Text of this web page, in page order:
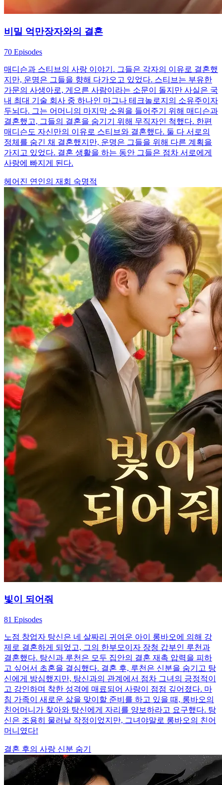
비밀 억만장자와의 결혼
70 Episodes
매디슨과 스티브의 사랑 이야기. 그들은 각자의 이유로 결혼했
지만, 운명은 그들을 향해 다가오고 있었다. 스티브는 부유한
가문의 사생아로, 게으른 사람이라는 소문이 돌지만 사실은 국
내 최대 기술 회사 중 하나인 마그나 테크놀로지의 소유주이자
두뇌다. 그는 어머니의 마지막 소원을 들어주기 위해 매디슨과
결혼했고, 그들의 결혼을 숨기기 위해 무직자인 척했다. 한편
매디슨도 자신만의 이유로 스티브와 결혼했다. 둘 다 서로의
정체를 숨긴 채 결혼했지만, 운명은 그들을 위해 다른 계획을
가지고 있었다. 결혼 생활을 하는 동안 그들은 점차 서로에게
사랑에 빠지게 된다.
헤어진 연인의 재회 숙명적
빛이 되어줘
81 Episodes
노점 창업자 탕신은 네 살짜리 귀여운 아이 롱바오에 의해 강
제로 결혼하게 되었고, 그의 한부모이자 장청 갑부인 루천과
결혼했다. 탕신과 루천은 모두 집안의 결혼 재촉 압력을 피하
고 싶어서 초혼을 결심했다. 결혼 후, 루천은 신분을 숨기고 탕
신에게 방심했지만, 탕신과의 관계에서 점차 그녀의 긍정적이
고 강인하며 착한 성격에 매료되어 사랑이 점점 깊어졌다. 마
침 가족이 새로운 삶을 맞이할 준비를 하고 있을 때, 롱바오의
친어머니가 찾아와 탕신에게 자리를 양보하라고 요구했다. 탕
신은 조용히 물러날 작정이었지만, 그녀야말로 롱바오의 친어
머니였다!
결혼 후의 사랑 신분 숨기